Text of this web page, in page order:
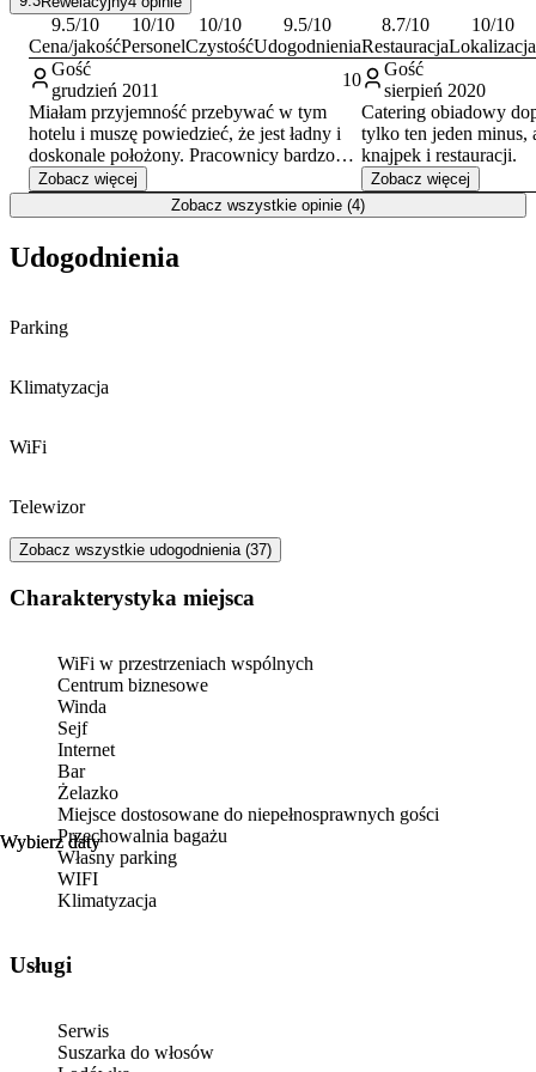
Kadzielnia. Bliskość Kieleckiego Centrum Kultury ułatwia dostęp
do oferty kulturalnej miasta.
9.5/10
Cena/jakość
10/10
Personel
10/10
Czystość
9.5/10
Udogodnienia
8.7/10
Restauracja
10/10
Lokalizacja
Gość
grudzień 2011
10
Miałam przyjemność przebywać w tym
hotelu i muszę powiedzieć, że jest ładny i
doskonale położony. Pracownicy bardzo
przyjemni i profesjonalnie podchodzący do
swoich obowiązków. Pokoje bardzo
wygodne z łazienkami, Tv, internetem.
mi się tam podobało. Z restauracji nie
miejsce, godne polecenia.
Zobacz więcej
Gość
sierpień 2020
Catering obiadowy
tylko ten jeden minus,
knajpek i restauracji.
Zobacz więcej
Zobacz wszystkie opinie (4)
Wybierz daty
Wybierz daty
Udogodnienia
Parking
Klimatyzacja
WiFi
Telewizor
Zobacz wszystkie udogodnienia (37)
Charakterystyka miejsca
WiFi w przestrzeniach wspólnych
Centrum biznesowe
Winda
Sejf
Internet
Bar
Żelazko
Miejsce dostosowane do niepełnosprawnych gości
Przechowalnia bagażu
Własny parking
WIFI
Klimatyzacja
Usługi
Serwis
Suszarka do włosów